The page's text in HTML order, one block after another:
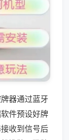
器通过蓝牙
件预设好牌
收到信号后